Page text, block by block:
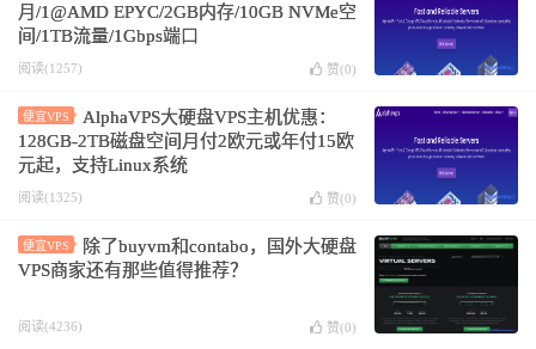
月/1@AMD EPYC/2GB内存/10GB NVMe空
间/1TB流量/1Gbps端口
阅读(1257) 赞(0)
便宜VPS
AlphaVPS大硬盘VPS主机优惠：
128GB-2TB磁盘空间月付2欧元或年付15欧
元起，支持Linux系统
阅读(1325) 赞(0)
便宜VPS
除了buyvm和contabo，国外大硬盘
VPS商家还有那些值得推荐？
阅读(4236) 赞(0)